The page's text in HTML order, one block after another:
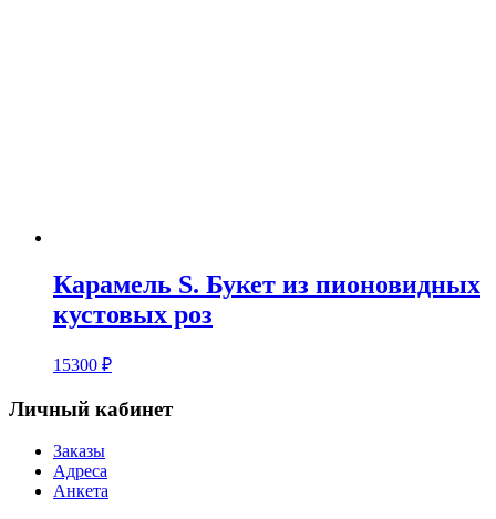
Карамель S. Букет из пионовидных
кустовых роз
15300 ₽
Личный кабинет
Заказы
Адреса
Анкета